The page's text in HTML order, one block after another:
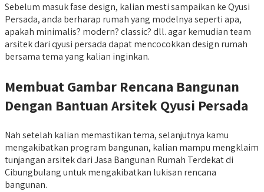
Sebelum masuk fase design, kalian mesti sampaikan ke Qyusi
Persada, anda berharap rumah yang modelnya seperti apa,
apakah minimalis? modern? classic? dll. agar kemudian team
arsitek dari qyusi persada dapat mencocokkan design rumah
bersama tema yang kalian inginkan.
Membuat Gambar Rencana Bangunan
Dengan Bantuan Arsitek Qyusi Persada
Nah setelah kalian memastikan tema, selanjutnya kamu
mengakibatkan program bangunan, kalian mampu mengklaim
tunjangan arsitek dari Jasa Bangunan Rumah Terdekat di
Cibungbulang untuk mengakibatkan lukisan rencana
bangunan.